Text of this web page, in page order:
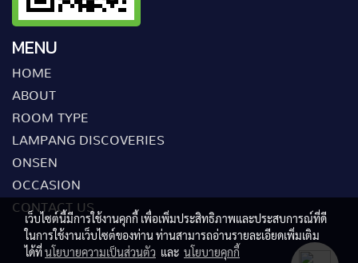
MENU
HOME
ABOUT
ROOM TYPE
LAMPANG DISCOVERIES
ONSEN
OCCASION
CONTACT US
เว็บไซต์นี้มีการใช้งานคุกกี้ เพื่อเพิ่มประสิทธิภาพและประสบการณ์ที่ดี
ในการใช้งานเว็บไซต์ของท่าน ท่านสามารถอ่านรายละเอียดเพิ่มเติม
ได้ที่นโยบายความเป็นส่วนตัว และ นโยบายคุกกี้